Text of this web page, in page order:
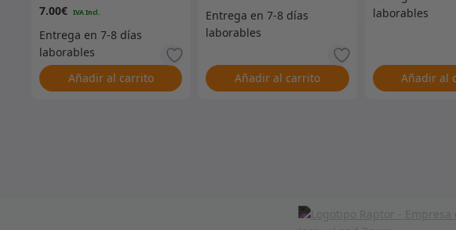
7.00€
Añadir al carrito Añadir al carrito Añadir al